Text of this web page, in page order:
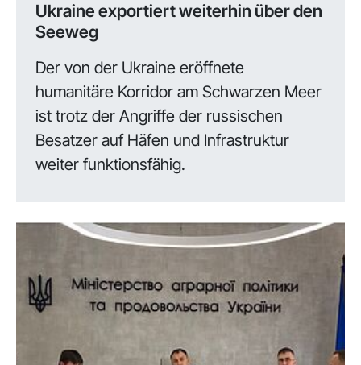
Ukraine exportiert weiterhin über den
Seeweg
Der von der Ukraine eröffnete
humanitäre Korridor am Schwarzen Meer
ist trotz der Angriffe der russischen
Besatzer auf Häfen und Infrastruktur
weiter funktionsfähig.